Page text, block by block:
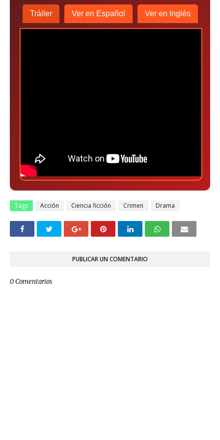
Tráiler Ver en Español Ver en Inglés
Tags Acción Ciencia ficción Crimen Drama
PUBLICAR UN COMENTARIO
0 Comentarios